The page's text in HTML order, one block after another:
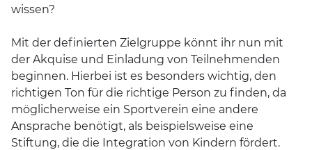
wissen?
Mit der definierten Zielgruppe könnt ihr nun mit
der Akquise und Einladung von Teilnehmenden
beginnen. Hierbei ist es besonders wichtig, den
richtigen Ton für die richtige Person zu finden, da
möglicherweise ein Sportverein eine andere
Ansprache benötigt, als beispielsweise eine
Stiftung, die die Integration von Kindern fördert.